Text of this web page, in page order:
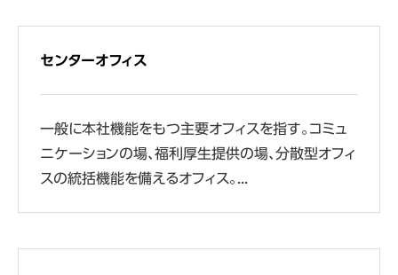
センターオフィス
一般に本社機能をもつ主要オフィスを指す。コミュ
ニケーションの場、福利厚生提供の場、分散型オフィ
スの統括機能を備えるオフィス。...